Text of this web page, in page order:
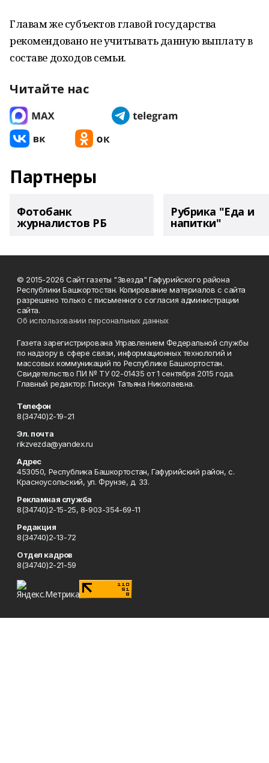
Главам же субъектов главой государства
рекомендовано не учитывать данную выплату в
составе доходов семьи.
Читайте нас
Партнеры
Фотобанк
журналистов РБ
Рубрика "Еда и
напитки"
© 2015-2026 Сайт газеты "Звезда" Гафурийского района
Республики Башкортостан. Копирование материалов с сайта
разрешено только с письменного согласия администрации
сайта.
Об использовании персональных данных
Газета зарегистрирована Управлением Федеральной службы
по надзору в сфере связи, информационных технологий и
массовых коммуникаций по Республике Башкортостан.
Свидетельство ПИ № ТУ 02-01435 от 1 сентября 2015 года.
Главный редактор: Пискун Татьяна Николаевна.
Телефон
8(34740)2-19-21
Эл. почта
rikzvezda@yandex.ru
Адрес
453050, Республика Башкортостан, Гафурийский район, с.
Красноусольский, ул. Фрунзе, д. 33.
Рекламная служба
8(34740)2-15-25, 8-903-354-69-11
Редакция
8(34740)2-13-72
Отдел кадров
8(34740)2-21-59